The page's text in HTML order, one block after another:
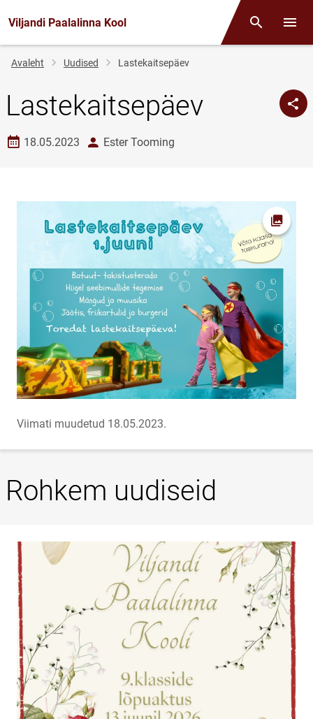
Viljandi Paalalinna Kool Otsing
Jälglink
Avaleht Uudised Lastekaitsepäev
Lastekaitsepäev
Loomise kuupäev
18.05.2023 autorEster Tooming
Ava
Viimati muudetud 18.05.2023.
Rohkem uudiseid